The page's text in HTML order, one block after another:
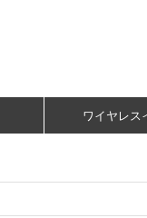
ワイヤレス